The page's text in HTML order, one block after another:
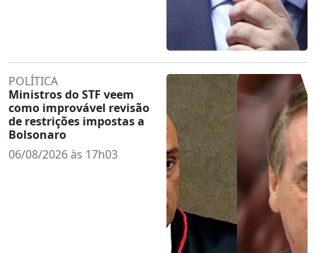
POLÍTICA
Ministros do STF veem
como improvável revisão
de restrições impostas a
Bolsonaro
06/08/2026 às 17h03